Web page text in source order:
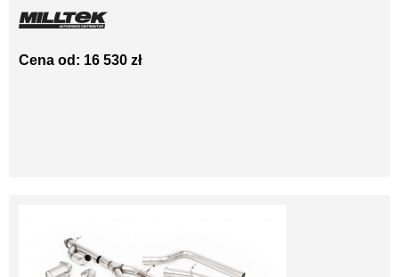
Cena od: 16 530 zł